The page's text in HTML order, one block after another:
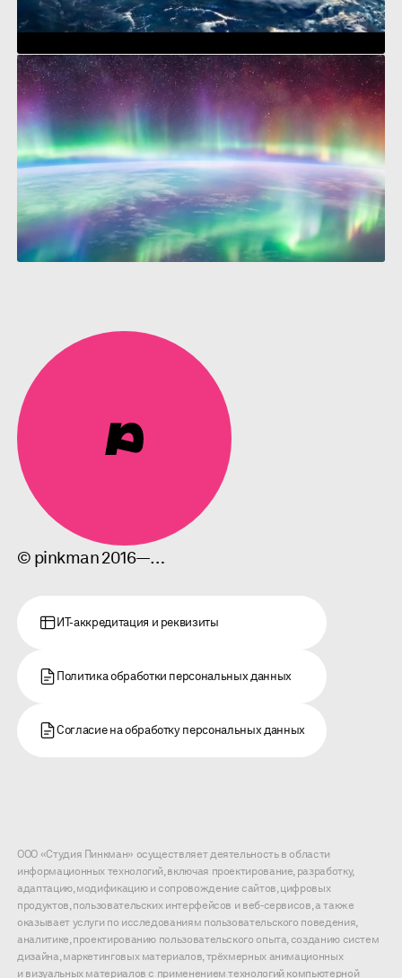
© pinkman 2016—…
ИТ-аккредитация и реквизиты
Политика обработки персональных данных
Согласие на обработку персональных данных
ООО «Студия Пинкман» осуществляет деятельность в области
информационных технологий, включая проектирование, разработку,
адаптацию, модификацию и сопровождение сайтов, цифровых
продуктов, пользовательских интерфейсов и веб-сервисов, а также
оказывает услуги по исследованиям пользовательского поведения,
аналитике, проектированию пользовательского опыта, созданию систем
дизайна, маркетинговых материалов, трёхмерных анимационных
и визуальных материалов с применением технологий компьютерной